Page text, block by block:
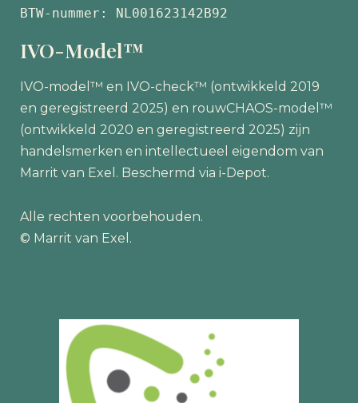
BTW-nummer: NL001623142B92
IVO-Model™
IVO-model™ en IVO-check™ (ontwikkeld 2019
en geregistreerd 2025) en rouwCHAOS-model™
(ontwikkeld 2020 en geregistreerd 2025) zijn
handelsmerken en intellectueel eigendom van
Marrit van Exel. Beschermd via i-Depot.
Alle rechten voorbehouden.
© Marrit van Exel.